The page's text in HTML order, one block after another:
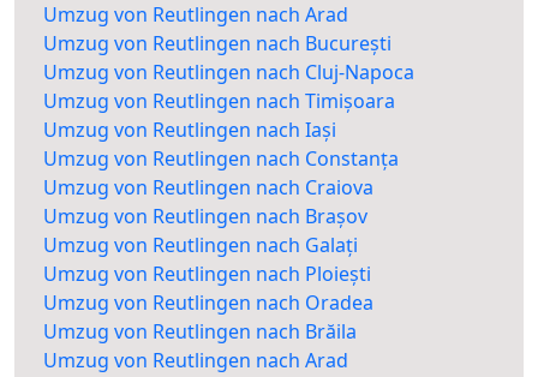
Umzug von Reutlingen nach Arad
Umzug von Reutlingen nach București
Umzug von Reutlingen nach Cluj-Napoca
Umzug von Reutlingen nach Timișoara
Umzug von Reutlingen nach Iași
Umzug von Reutlingen nach Constanța
Umzug von Reutlingen nach Craiova
Umzug von Reutlingen nach Brașov
Umzug von Reutlingen nach Galați
Umzug von Reutlingen nach Ploiești
Umzug von Reutlingen nach Oradea
Umzug von Reutlingen nach Brăila
Umzug von Reutlingen nach Arad